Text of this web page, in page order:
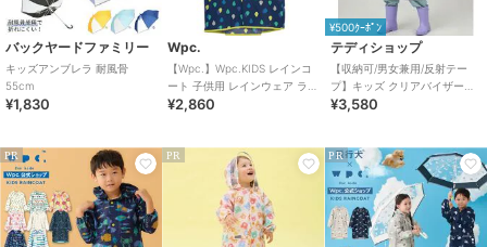
バックヤードファミリー
キッズアンブレラ 耐風骨
55cm
¥1,830
Wpc.
【Wpc.】Wpc.KIDS レインコ
ート 子供用 レインウェア ラン
ドセル対応 キッズ
¥2,860
¥500ｸｰﾎﾟﾝ
テディショップ
【収納可/男女兼用/反射テー
プ】キッズ クリアバイザーフ
ード付きレインコート+収納袋
¥3,580
PR PR PR